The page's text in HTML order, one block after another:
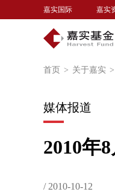
嘉实国际 嘉实
首页 > 关于嘉实 >
媒体报道
2010年
/ 2010-10-12